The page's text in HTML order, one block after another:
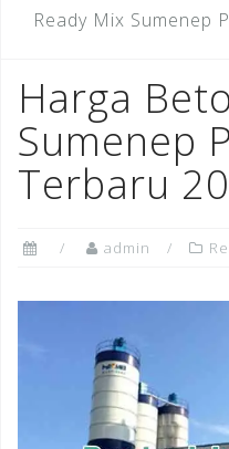
Ready Mix Sumenep
Harga
Sumenep
Terbaru
admin